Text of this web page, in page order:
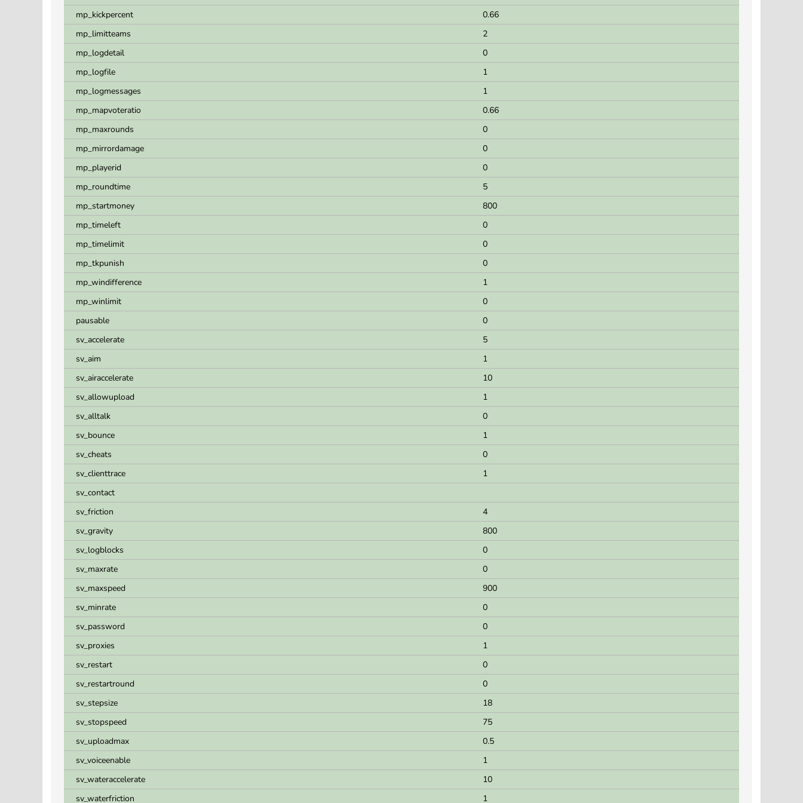
mp_kickpercent
0.66
mp_limitteams
2
mp_logdetail
0
mp_logfile
1
mp_logmessages
1
mp_mapvoteratio
0.66
mp_maxrounds
0
mp_mirrordamage
0
mp_playerid
0
mp_roundtime
5
mp_startmoney
800
mp_timeleft
0
mp_timelimit
0
mp_tkpunish
0
mp_windifference
1
mp_winlimit
0
pausable
0
sv_accelerate
5
sv_aim
1
sv_airaccelerate
10
sv_allowupload
1
sv_alltalk
0
sv_bounce
1
sv_cheats
0
sv_clienttrace
1
sv_contact
sv_friction
4
sv_gravity
800
sv_logblocks
0
sv_maxrate
0
sv_maxspeed
900
sv_minrate
0
sv_password
0
sv_proxies
1
sv_restart
0
sv_restartround
0
sv_stepsize
18
sv_stopspeed
75
sv_uploadmax
0.5
sv_voiceenable
1
sv_wateraccelerate
10
sv_waterfriction
1